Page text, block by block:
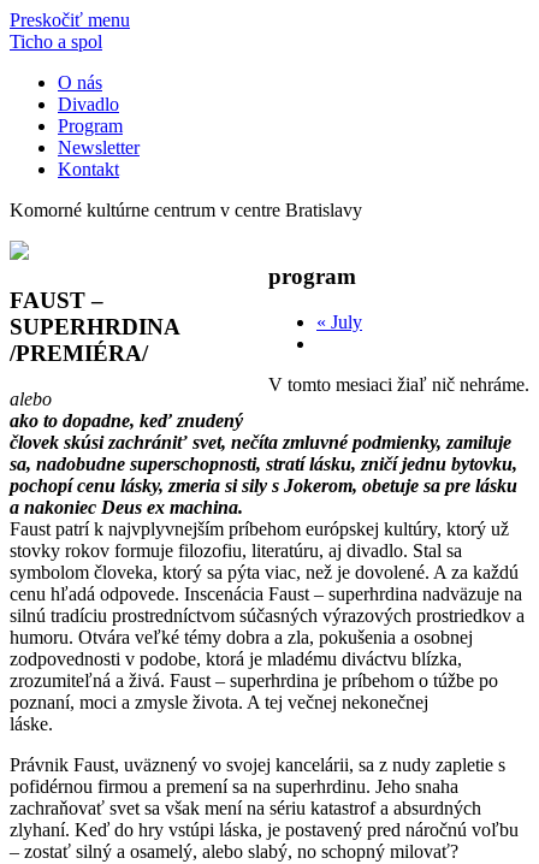
Preskočiť menu
Ticho a spol
O nás
Divadlo
Program
Newsletter
Kontakt
Komorné kultúrne centrum v centre Bratislavy
program
« July
V tomto mesiaci žiaľ nič nehráme.
FAUST –
SUPERHRDINA
/PREMIÉRA/
alebo
ako to dopadne, keď znudený
človek skúsi zachrániť svet, nečíta zmluvné podmienky, zamiluje
sa, nadobudne superschopnosti, stratí lásku, zničí jednu bytovku,
pochopí cenu lásky, zmeria si sily s Jokerom, obetuje sa pre lásku
a nakoniec Deus ex machina.
Faust patrí k najvplyvnejším príbehom európskej kultúry, ktorý už
stovky rokov formuje filozofiu, literatúru, aj divadlo. Stal sa
symbolom človeka, ktorý sa pýta viac, než je dovolené. A za každú
cenu hľadá odpovede. Inscenácia Faust – superhrdina nadväzuje na
silnú tradíciu prostredníctvom súčasných výrazových prostriedkov a
humoru. Otvára veľké témy dobra a zla, pokušenia a osobnej
zodpovednosti v podobe, ktorá je mladému diváctvu blízka,
zrozumiteľná a živá. Faust – superhrdina je príbehom o túžbe po
poznaní, moci a zmysle života. A tej večnej nekonečnej
láske.
Právnik Faust, uväznený vo svojej kancelárii, sa z nudy zapletie s
pofidérnou firmou a premení sa na superhrdinu. Jeho snaha
zachraňovať svet sa však mení na sériu katastrof a absurdných
zlyhaní. Keď do hry vstúpi láska, je postavený pred náročnú voľbu
– zostať silný a osamelý, alebo slabý, no schopný milovať?